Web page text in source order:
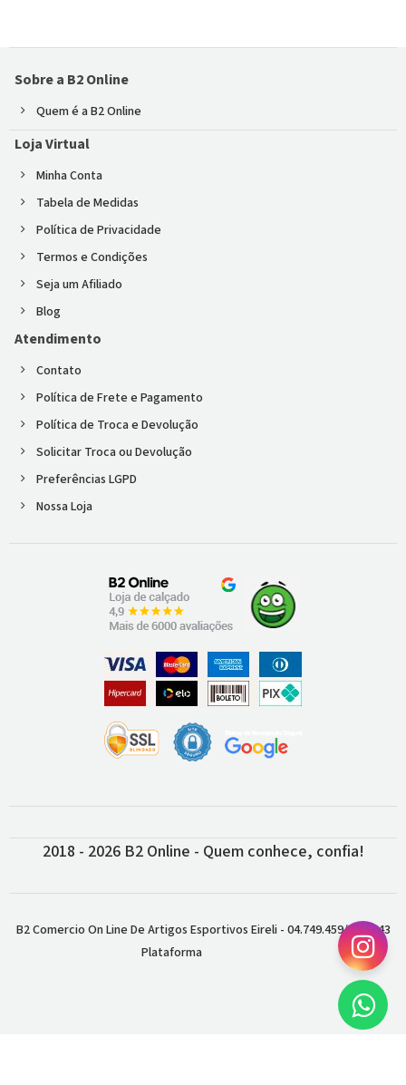
Sobre a B2 Online
Quem é a B2 Online
Loja Virtual
Minha Conta
Tabela de Medidas
Política de Privacidade
Termos e Condições
Seja um Afiliado
Blog
Atendimento
Contato
Política de Frete e Pagamento
Política de Troca e Devolução
Solicitar Troca ou Devolução
Preferências LGPD
Nossa Loja
2018 - 2026 B2 Online - Quem conhece, confia!
B2 Comercio On Line De Artigos Esportivos Eireli - 04.749.459/0001-43
Plataforma